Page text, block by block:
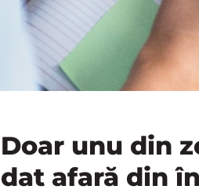
Doar unu din
dat afară din